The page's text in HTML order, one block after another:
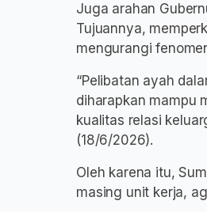
Juga arahan
Tujuannya,
mengurangi
“Pelibatan ayah
diharapkan mampu
kualitas relasi
(18/6/2026).
Oleh karena itu,
masing unit kerja,